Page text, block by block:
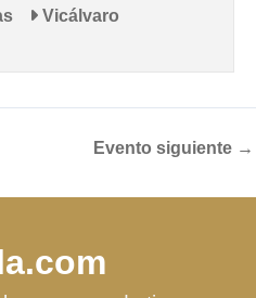
Vicálvaro
Evento siguiente →